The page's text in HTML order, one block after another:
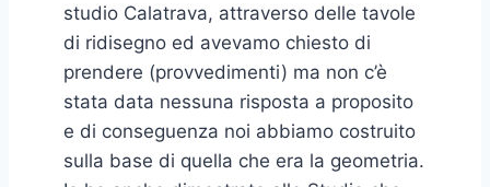
studio Calatrava, attraverso delle tavole
di ridisegno ed avevamo chiesto di
prendere (provvedimenti) ma non c’è
stata data nessuna risposta a proposito
e di conseguenza noi abbiamo costruito
sulla base di quella che era la geometria.